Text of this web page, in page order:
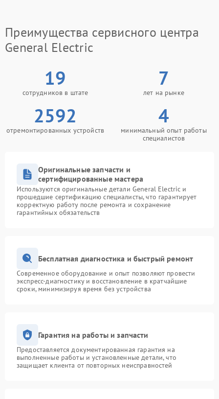
Преимущества сервисного центра
General Electric
19
сотрудников в штате
7
лет на рынке
2592
отремонтированных устройств
4
минимальный опыт работы
специалистов
Оригинальные запчасти и
сертифицированные мастера
Используются оригинальные детали General Electric и
прошедшие сертификацию специалисты, что гарантирует
корректную работу после ремонта и сохранение
гарантийных обязательств
Бесплатная диагностика и быстрый ремонт
Современное оборудование и опыт позволяют провести
экспресс-диагностику и восстановление в кратчайшие
сроки, минимизируя время без устройства
Гарантия на работы и запчасти
Предоставляется документированная гарантия на
выполненные работы и установленные детали, что
защищает клиента от повторных неисправностей